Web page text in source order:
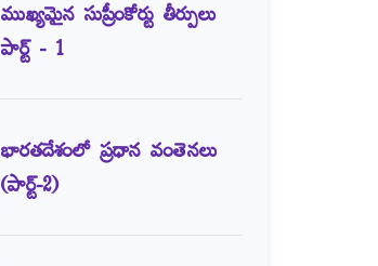
ముఖ్యమైన సుప్రీంకోర్టు తీర్పులు
పార్ట్‌ - 1
భారతదేశంలో ప్రధాన వంతెనలు
(పార్ట్‌-2)